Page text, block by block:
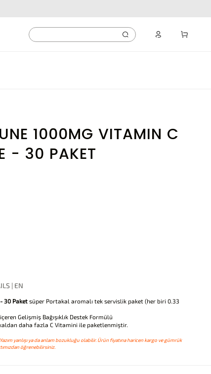
1000MG VITAMIN C
- 30 PAKET
| EN
30 Paket süper Portakal aromalı tek servislik paket (her biri 0.33
Gelişmiş Bağışıklık Destek Formülü
daha fazla C Vitamini ile paketlenmiştir.
yanlışı ya da anlam bozukluğu olabilir. Ürün fiyatına haricen kargo ve gümrük
öğrenebilirsiniz.